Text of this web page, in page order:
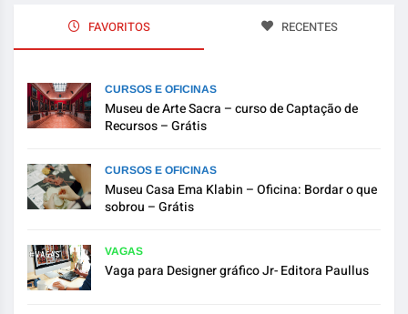
FAVORITOS RECENTES
CURSOS E OFICINAS
Museu de Arte Sacra – curso de Captação de
Recursos – Grátis
CURSOS E OFICINAS
Museu Casa Ema Klabin – Oficina: Bordar o que
sobrou – Grátis
VAGAS
Vaga para Designer gráfico Jr- Editora Paullus